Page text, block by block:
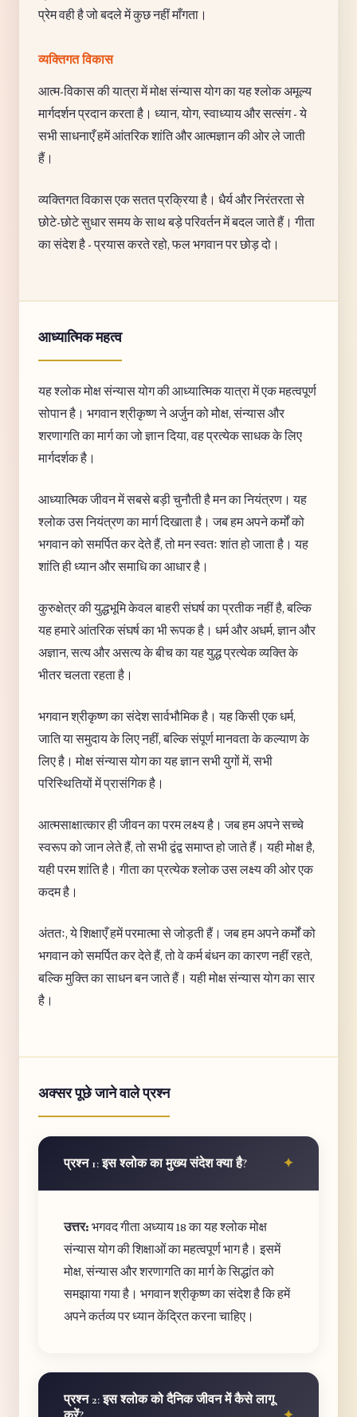
प्रेम वही है जो बदले में कुछ नहीं माँगता।
व्यक्तिगत विकास
आत्म-विकास की यात्रा में मोक्ष संन्यास योग का यह श्लोक अमूल्य
मार्गदर्शन प्रदान करता है। ध्यान, योग, स्वाध्याय और सत्संग - ये
सभी साधनाएँ हमें आंतरिक शांति और आत्मज्ञान की ओर ले जाती
हैं।
व्यक्तिगत विकास एक सतत प्रक्रिया है। धैर्य और निरंतरता से
छोटे-छोटे सुधार समय के साथ बड़े परिवर्तन में बदल जाते हैं। गीता
का संदेश है - प्रयास करते रहो, फल भगवान पर छोड़ दो।
आध्यात्मिक महत्व
यह श्लोक मोक्ष संन्यास योग की आध्यात्मिक यात्रा में एक महत्वपूर्ण
सोपान है। भगवान श्रीकृष्ण ने अर्जुन को मोक्ष, संन्यास और
शरणागति का मार्ग का जो ज्ञान दिया, वह प्रत्येक साधक के लिए
मार्गदर्शक है।
आध्यात्मिक जीवन में सबसे बड़ी चुनौती है मन का नियंत्रण। यह
श्लोक उस नियंत्रण का मार्ग दिखाता है। जब हम अपने कर्मों को
भगवान को समर्पित कर देते हैं, तो मन स्वतः शांत हो जाता है। यह
शांति ही ध्यान और समाधि का आधार है।
कुरुक्षेत्र की युद्धभूमि केवल बाहरी संघर्ष का प्रतीक नहीं है, बल्कि
यह हमारे आंतरिक संघर्ष का भी रूपक है। धर्म और अधर्म, ज्ञान और
अज्ञान, सत्य और असत्य के बीच का यह युद्ध प्रत्येक व्यक्ति के
भीतर चलता रहता है।
भगवान श्रीकृष्ण का संदेश सार्वभौमिक है। यह किसी एक धर्म,
जाति या समुदाय के लिए नहीं, बल्कि संपूर्ण मानवता के कल्याण के
लिए है। मोक्ष संन्यास योग का यह ज्ञान सभी युगों में, सभी
परिस्थितियों में प्रासंगिक है।
आत्मसाक्षात्कार ही जीवन का परम लक्ष्य है। जब हम अपने सच्चे
स्वरूप को जान लेते हैं, तो सभी द्वंद्व समाप्त हो जाते हैं। यही मोक्ष है,
यही परम शांति है। गीता का प्रत्येक श्लोक उस लक्ष्य की ओर एक
कदम है।
अंततः, ये शिक्षाएँ हमें परमात्मा से जोड़ती हैं। जब हम अपने कर्मों को
भगवान को समर्पित कर देते हैं, तो वे कर्म बंधन का कारण नहीं रहते,
बल्कि मुक्ति का साधन बन जाते हैं। यही मोक्ष संन्यास योग का सार
है।
अक्सर पूछे जाने वाले प्रश्न
प्रश्न 1: इस श्लोक का मुख्य संदेश क्या है?
उत्तर: भगवद गीता अध्याय 18 का यह श्लोक मोक्ष
संन्यास योग की शिक्षाओं का महत्वपूर्ण भाग है। इसमें
मोक्ष, संन्यास और शरणागति का मार्ग के सिद्धांत को
समझाया गया है। भगवान श्रीकृष्ण का संदेश है कि हमें
अपने कर्तव्य पर ध्यान केंद्रित करना चाहिए।
प्रश्न 2: इस श्लोक को दैनिक जीवन में कैसे लागू